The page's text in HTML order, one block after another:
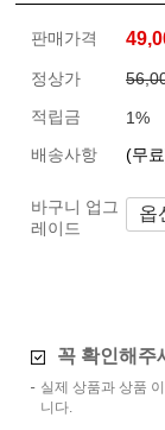
판매가격
정상가
적립금
1%
배송사항
(무
바구니 업그
레이드
꼭 확인해주
실제 상품과 상품
니다.